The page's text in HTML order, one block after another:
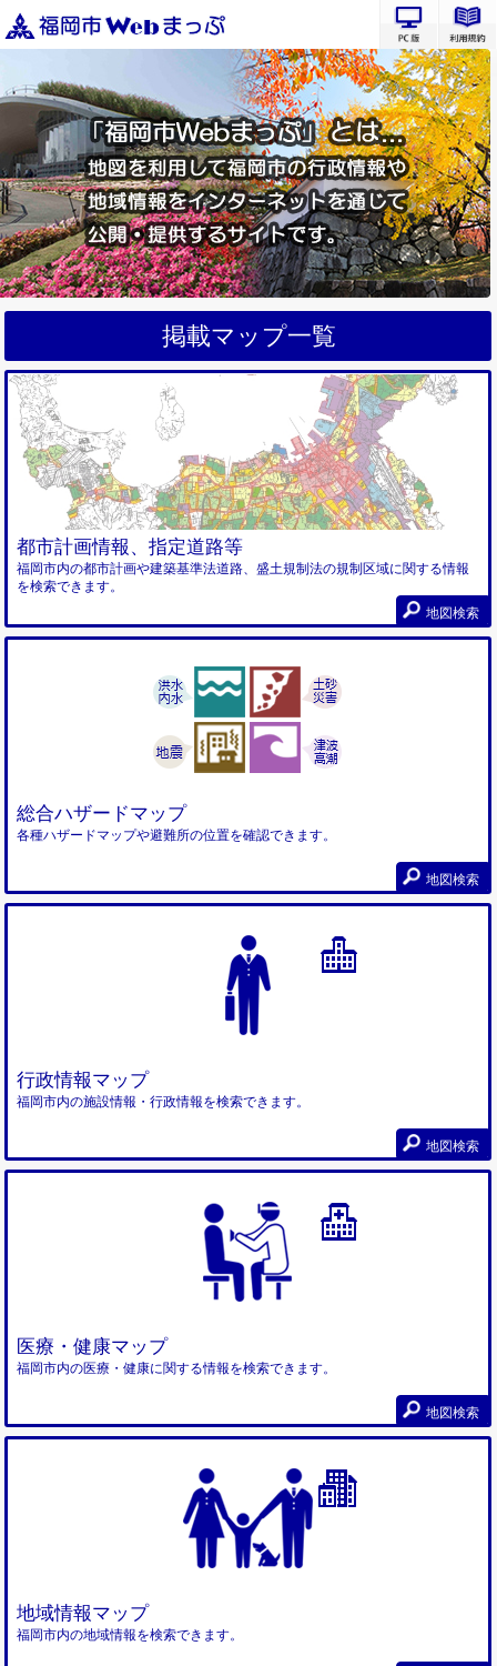
PC版サ
掲載マップ一覧
都市計画情報、指定道路等
福岡市内の都市計画や建築基準法道路、盛土規制法の規制区域に関する情報
を検索できます。
地図検索
総合ハザードマップ
各種ハザードマップや避難所の位置を確認できます。
地図検索
行政情報マップ
福岡市内の施設情報・行政情報を検索できます。
地図検索
医療・健康マップ
福岡市内の医療・健康に関する情報を検索できます。
地図検索
地域情報マップ
福岡市内の地域情報を検索できます。